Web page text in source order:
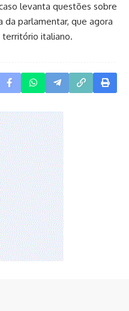
levanta questões sobre
da parlamentar, que agora
italiano.